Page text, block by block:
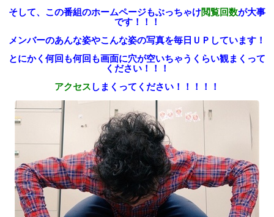
そして、この番組のホームページもぶっちゃけ閲覧回数が大事
です！！！
メンバーのあんな姿やこんな姿の写真を毎日ＵＰしています！
とにかく何回も何回も画面に穴が空いちゃうくらい観まくって
ください！！！
アクセス しまくってください！！！！！